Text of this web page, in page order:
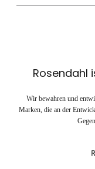
Rosendahl
Wir bewahren und
Marken, die an der